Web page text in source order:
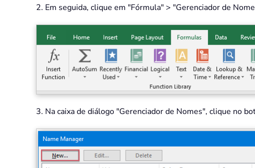
2. Em seguida, clique em "Fórmula" > "Gerenciador de
3. Na caixa de diálogo "Gerenciador de Nomes", clique no